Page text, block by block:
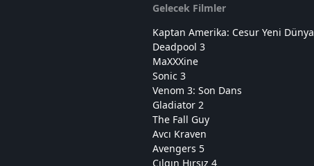
Gelecek Filmler
Kaptan Amerika: Cesur Yeni Dünya
Deadpool 3
MaXXXine
Sonic 3
Venom 3: Son Dans
Gladiator 2
The Fall Guy
Avcı Kraven
Avengers 5
Çılgın Hırsız 4